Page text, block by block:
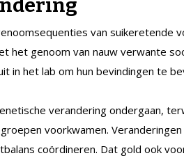
van suikeretende
het genoom van nauw verwante
in het lab om hun bevindingen te
verandering ondergaan,
voorkwamen.
coördineren. Dat gold ook